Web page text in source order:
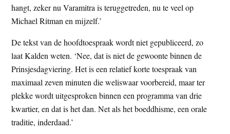
hangt, zeker nu Varamitra is teruggetreden, nu te veel op
Michael Ritman en mijzelf.’
De tekst van de hoofdtoespraak wordt niet gepubliceerd, zo
laat Kalden weten. ‘Nee, dat is niet de gewoonte binnen de
Prinsjesdagviering. Het is een relatief korte toespraak van
maximaal zeven minuten die weliswaar voorbereid, maar ter
plekke wordt uitgesproken binnen een programma van drie
kwartier, en dat is het dan. Net als het boeddhisme, een orale
traditie, inderdaad.’